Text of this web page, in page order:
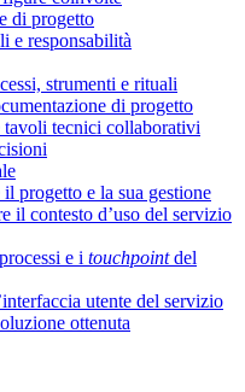
di progetto
e responsabilità
strumenti e rituali
di progetto
tavoli tecnici collaborativi
progetto e la sua gestione
il contesto d’uso del servizio
e i touchpointdel
utente del servizio
ottenuta